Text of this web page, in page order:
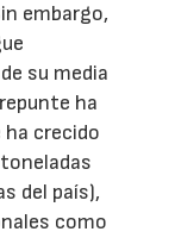
embargo,
su media
ha
ha crecido
del país),
como